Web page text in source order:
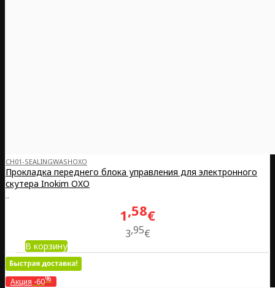
CH01-SEALINGWASHOXO
Прокладка переднего блока управления для электронного
скутера Inokim OXO
..
1 58€
3 95€
В корзину
Акция -60%